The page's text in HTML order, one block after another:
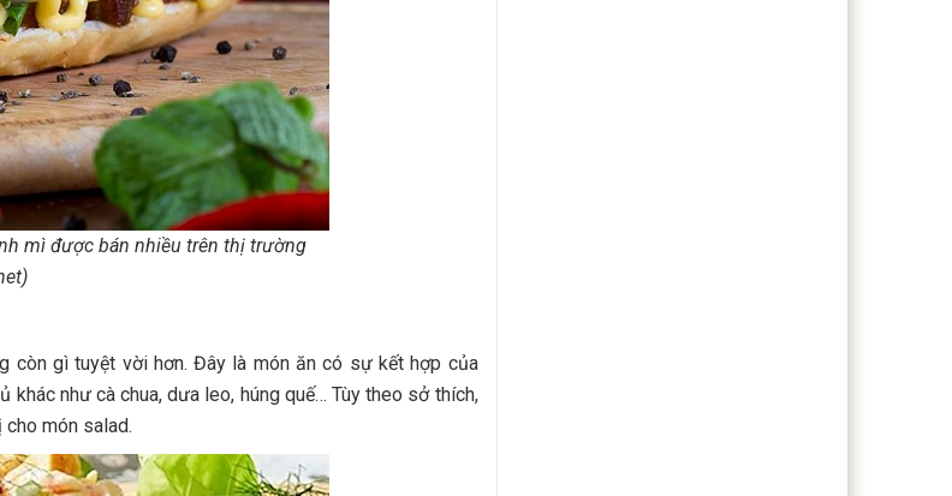
mì được bán nhiều trên thị trường
còn gì tuyệt vời hơn. Đây là món ăn có sự kết hợp của
như cà chua, dưa leo, húng quế… Tùy theo sở thích,
món salad.